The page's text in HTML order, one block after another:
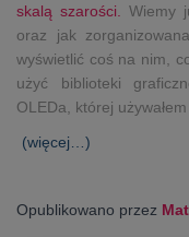
skalą szarości.
Wiemy
oraz jak
wyświetlić coś na nim,
użyć biblioteki
OLEDa, której
(więcej…)
Opublikowano przez